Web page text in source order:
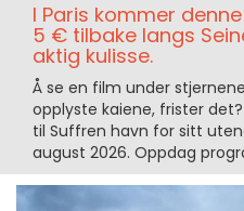
I Paris kommer
5 € tilbake langs
aktig kulisse.
Å se en film under
opplyste kaiene, frister
til Suffren havn for sitt
august 2026. Oppdag